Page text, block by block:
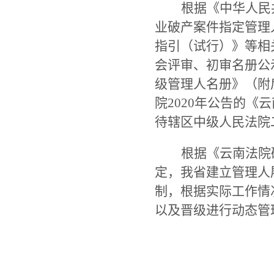
根据《中华人
业破产案件指定管
指引（试行）》 等相
会评审、初审名册
级管理人名册》（
院2020年公告的《
待辖区中级人民法
根据 《云南法院
定，我省建立管理人
制 ，根据实际工作情
以及晋级进行动态管